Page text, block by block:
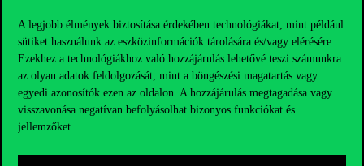
A legjobb élmények biztosítása érdekében technológiákat, mint például
sütiket használunk az eszközinformációk tárolására és/vagy elérésére.
Ezekhez a technológiákhoz való hozzájárulás lehetővé teszi számunkra
az olyan adatok feldolgozását, mint a böngészési magatartás vagy
egyedi azonosítók ezen az oldalon. A hozzájárulás megtagadása vagy
visszavonása negatívan befolyásolhat bizonyos funkciókat és
jellemzőket.
minden esetben garantálják az igazságosságot” – vélte a szerző.
Hozzátette: egy-egy sportmérkőzésnek olykor súlyos
következménye lehet: etnikai konfliktusok, halálozások, (a
szívinfarktusok száma összefügghet a tizenegyespárbajokkal), és
a nemzeti csapat a tőzsdei árfolyamokra is hatással lehet.
A bemutatón a szerző köszönetet mondott azoknak, akik
munkáját segítették:
Aktuáriustudományok Tanszék vezetőjének.